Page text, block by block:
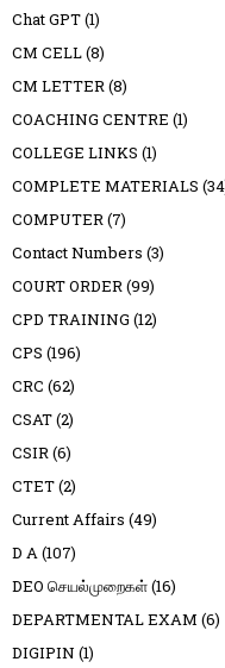
Chat GPT(1)
CM CELL(8)
CM LETTER(8)
COACHING CENTRE (1)
COLLEGE LINKS (1)
COMPLETE MATERIALS
COMPUTER(7)
Contact Numbers (3)
COURT ORDER(99)
CPD TRAINING (12)
CPS (196)
CRC (62)
CSAT(2)
CSIR(6)
CTET(2)
Current Affairs (49)
D A(107)
DEO செயல்முறைகள்(16)
DEPARTMENTAL EXAM (6)
DIGIPIN (1)